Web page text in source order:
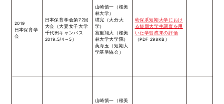
2019
日本保育学
会
日本保育学会第72回
大会（大妻女子大学
千代田キャンパス
2019.5/4～5）
山崎慎一（桜美
林大学）
堺完（大分大
学）
宮里翔大（桜美
林大学大学院）
黄海玉（短期大
学基準協会）
幼保系短期大学におけ
る短期大学生調査を用
いた学習成果の評価
（PDF 298KB）
山崎慎一（桜美